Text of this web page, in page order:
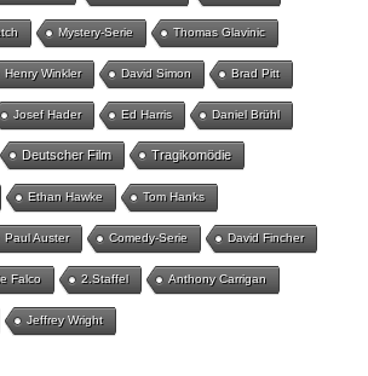
Mystery-Serie Thomas Glavinic
Henry Winkler David Simon Brad Pitt
Josef Hader Ed Harris Daniel Brühl
Deutscher Film Tragikomödie
Ethan Hawke Tom Hanks
Paul Auster Comedy-Serie David Fincher
Falco 2.Staffel Anthony Carrigan
Jeffrey Wright